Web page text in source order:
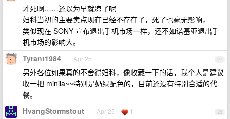
才死啊……还以为早就凉了呢
妇科当初的主要卖点现在已经不存在了，死了也毫无影响，
类似现在 SONY 宣布退出手机市场一样，还不如诺基亚退出手
机市场的影响大。
27
Tyrant1984 Apr 25
另外各位如果真的不舍得妇科，像收藏一下的话，我个人是建议
收一把 minila~~特别是奶绿配色的，目前还没有特别合适的代
餐。
28
HvangStormstout Apr 25 1